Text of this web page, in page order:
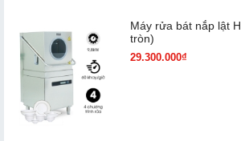
Máy rửa bát nắp lật
tròn)
29.300.000₫